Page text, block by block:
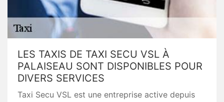
LES TAXIS DE TAXI SECU VSL À
PALAISEAU SONT DISPONIBLES POUR
DIVERS SERVICES
Taxi Secu VSL est une entreprise active depuis